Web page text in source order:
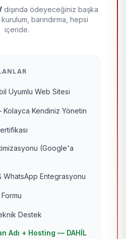
dışında ödeyeceğiniz başka
barındırma, hepsi
içeride.
Uyumlu Web Sitesi
Kendiniz Yönetin
(Google'a
WhatsApp Entegrasyonu
Destek
Adı + Hosting — DAHİL